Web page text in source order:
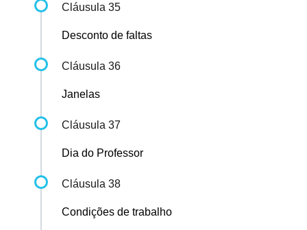
Cláusula 35
Desconto de faltas
Cláusula 36
Janelas
Cláusula 37
Dia do Professor
Cláusula 38
Condições de trabalho